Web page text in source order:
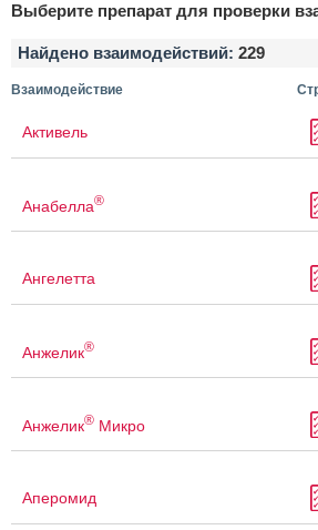
Выберите препарат для проверки
Найдено взаимодействий: 229
Взаимодействие
Активель
Анабелла®
Ангелетта
Анжелик®
Анжелик® Микро
Аперомид